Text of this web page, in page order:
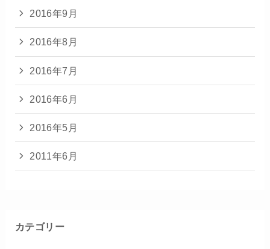
2016年9月
2016年8月
2016年7月
2016年6月
2016年5月
2011年6月
カテゴリー